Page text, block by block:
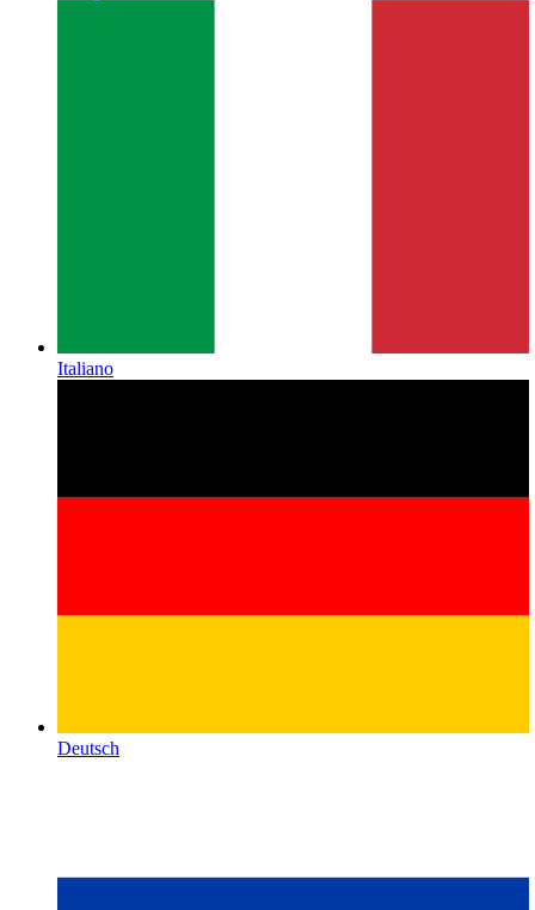
Italiano
Deutsch